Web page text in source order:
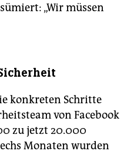
„Wir müssen
konkreten Schritte
von Facebook
zu jetzt 20.000
Monaten wurden